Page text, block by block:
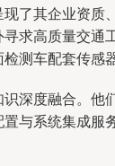
了其企业资
求高质量交
测车配套传感
深度融合。
与系统集成